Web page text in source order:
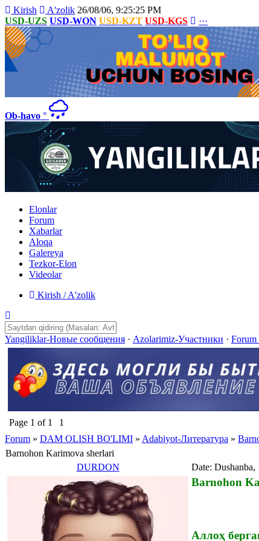
Kirish A'zolik 26/08/06, 9:25:25 PM
USD-UZS USD-WON USD-KZT USD-KGS ···
Ob-havo °
Elonlar
Forum
Xabarlar
Aloqa
Galereya
Tezkor-Elon
Videolar
Kirish / A'zolik
Yangiliklar-Новые сообщения · Azolarimiz-Участники ·
Page 1 of 1
1
Forum » DAM OLISH BO'LIMI » Adabiyot-Литература »
Barnohon Karimova sherlari
DURDON
Date:
Barnohon
Аллоҳ